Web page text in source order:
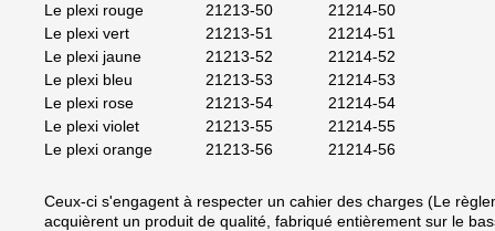
Le plexi rouge
21213-50
21214-50
Le plexi vert
21213-51
21214-51
Le plexi jaune
21213-52
21214-52
Le plexi bleu
21213-53
21214-53
Le plexi rose
21213-54
21214-54
Le plexi violet
21213-55
21214-55
Le plexi orange
21213-56 21214-56
Ceux-ci s'engagent à respecter un cahier des charges (Le
acquièrent un produit de qualité, fabriqué entièrement sur le